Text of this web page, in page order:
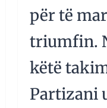
për të
triumfin.
këtë
Partizani